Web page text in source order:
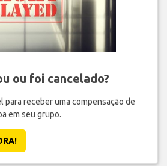
ou foi cancelado?
para receber uma compensação de
em seu grupo.